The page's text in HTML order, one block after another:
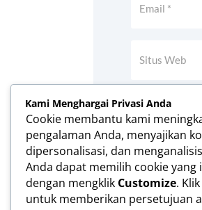
Simpan
Kirim Komentar
Kami Menghargai Privasi Anda
Cookie membantu kami
pengalaman Anda, menyajikan
dipersonalisasi, dan
Anda dapat memilih cookie yang
dengan mengklik Customize. Klik
untuk memberikan persetujuan